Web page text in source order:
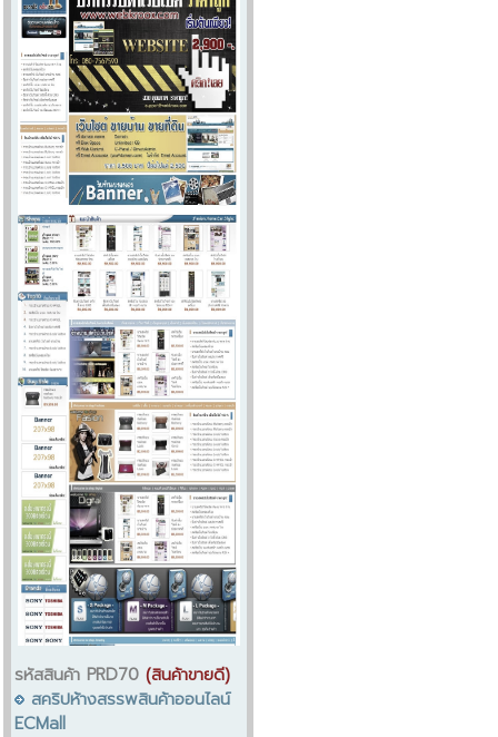
รหัสสินค้า PRD70 (สินค้าขายดี)
สคริปห้างสรรพสินค้าออนไลน์
ECMall